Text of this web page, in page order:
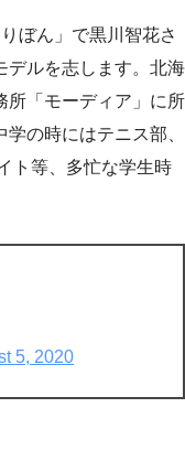
ぼん」で黒川智花さ
デルを志します。北海
所「モーディア」に所
の時にはテニス部、
ト等、多忙な学生時
5, 2020